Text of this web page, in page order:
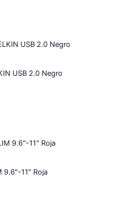
USB 2.0 Negro
11″ Roja